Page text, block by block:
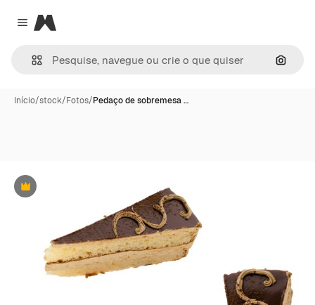
Close menu
Magnific
Início/stock/Fotos/Pedaço de sobremesa …
Premium